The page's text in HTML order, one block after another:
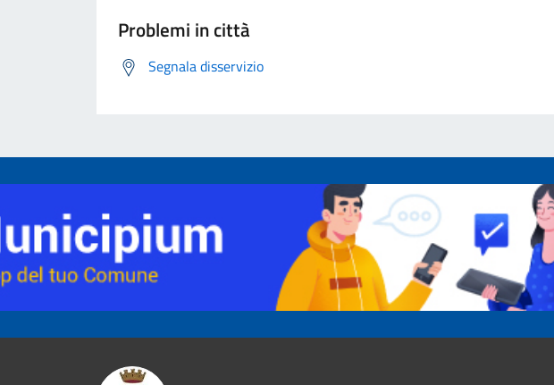
Problemi in città
Segnala disservizio